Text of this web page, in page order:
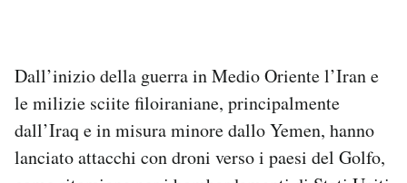
Dall’inizio della guerra in Medio Oriente l’Iran e
le milizie sciite filoiraniane, principalmente
dall’Iraq e in misura minore dallo Yemen, hanno
lanciato attacchi con droni verso i paesi del Golfo,